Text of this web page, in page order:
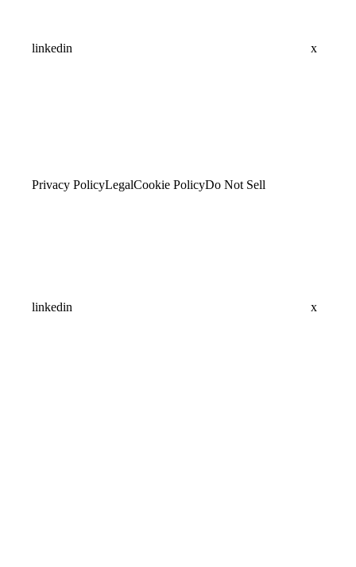
linkedin x
Privacy PolicyLegalCookie PolicyDo Not Sell
linkedin x